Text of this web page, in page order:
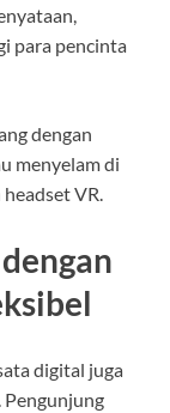
para pencinta
dengan
menyelam di
VR.
digital juga
Pengunjung